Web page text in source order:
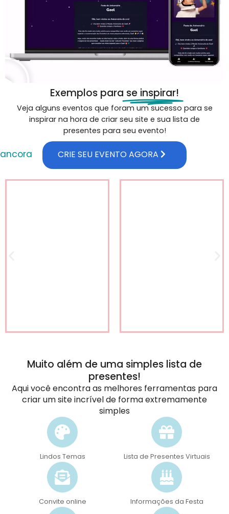
Exemplos para se inspirar!
Veja alguns eventos que foram um sucesso para se
inspirar na hora de criar seu site e sua lista de
presentes para seu evento!
CRIE SEU EVENTO AGORA
ancora
Muito além de uma simples lista de
presentes!
Aqui você encontra as melhores ferramentas para
criar um site incrível de forma extremamente
simples
Lindos Temas Lista de Presentes Virtuais
Convite online Informações da Festa